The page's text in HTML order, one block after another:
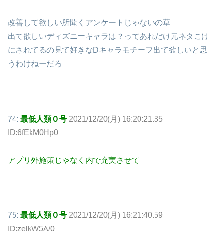
改善して欲しい所聞くアンケートじゃないの草
出て欲しいディズニーキャラは？ってあれだけ元ネタこけ
にされてるの見て好きなDキャラモチーフ出て欲しいと思
うわけねーだろ
74: 最低人類０号 2021/12/20(月) 16:20:21.35
ID:6fEkM0Hp0
アプリ外施策じゃなく内で充実させて
75: 最低人類０号 2021/12/20(月) 16:21:40.59
ID:zelkW5A/0